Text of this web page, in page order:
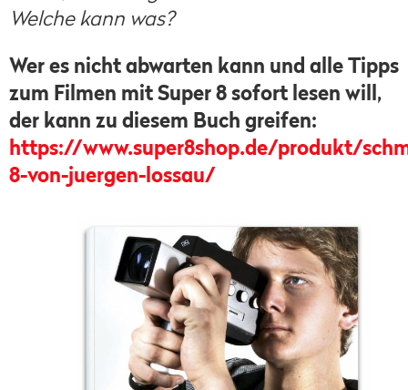
Welche kann was?
Wer es nicht abwarten kann und alle Tipps
zum Filmen mit Super 8 sofort lesen will,
der kann zu diesem Buch greifen:
https://www.super8shop.de/produkt/
8-von-juergen-lossau/